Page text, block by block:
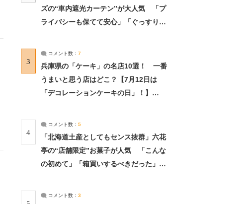
ズの“車内遮光カーテン”が大人気 「プ
ライバシーも保てて安心」「ぐっすり眠
3
コメント数： 7
兵庫県の「ケーキ」の名店10選！ 一番
うまいと思う店はどこ？【7月12日は
「デコレーションケーキの日」！】
4
コメント数： 5
「北海道土産としてもセンス抜群」六花
亭の“店舗限定”お菓子が人気 「こんな
の初めて」「箱買いするべきだった」
コメント数： 3